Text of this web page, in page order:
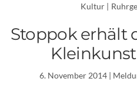
Kultur |
Stoppok erhält
6. November 2014 |